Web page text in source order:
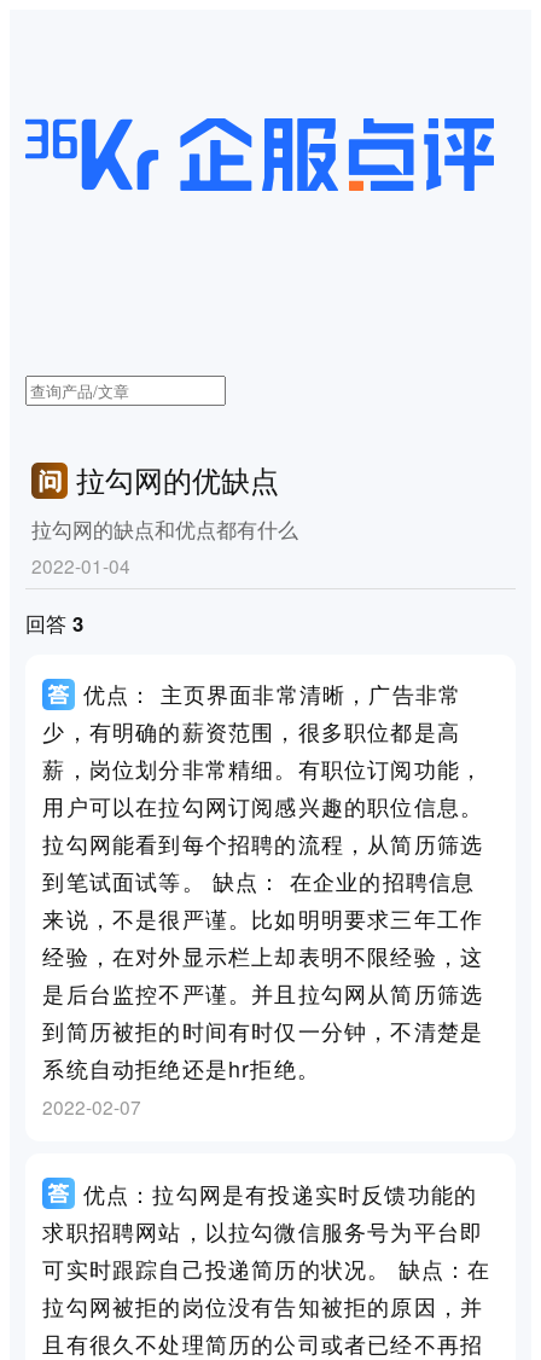
拉勾网的优缺点
拉勾网的缺点和优点都有什么
2022-01-04
回答 3
优点： 主页界面非常清晰，广告非常
少，有明确的薪资范围，很多职位都是高
薪，岗位划分非常精细。有职位订阅功能，
用户可以在拉勾网订阅感兴趣的职位信息。
拉勾网能看到每个招聘的流程，从简历筛选
到笔试面试等。 缺点： 在企业的招聘信息
来说，不是很严谨。比如明明要求三年工作
经验，在对外显示栏上却表明不限经验，这
是后台监控不严谨。并且拉勾网从简历筛选
到简历被拒的时间有时仅一分钟，不清楚是
系统自动拒绝还是hr拒绝。
2022-02-07
优点：拉勾网是有投递实时反馈功能的
求职招聘网站，以拉勾微信服务号为平台即
可实时跟踪自己投递简历的状况。 缺点：在
拉勾网被拒的岗位没有告知被拒的原因，并
且有很久不处理简历的公司或者已经不再招